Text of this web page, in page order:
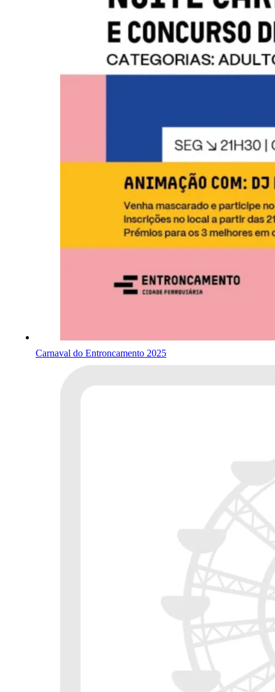
Carnaval do Entroncamento 2025